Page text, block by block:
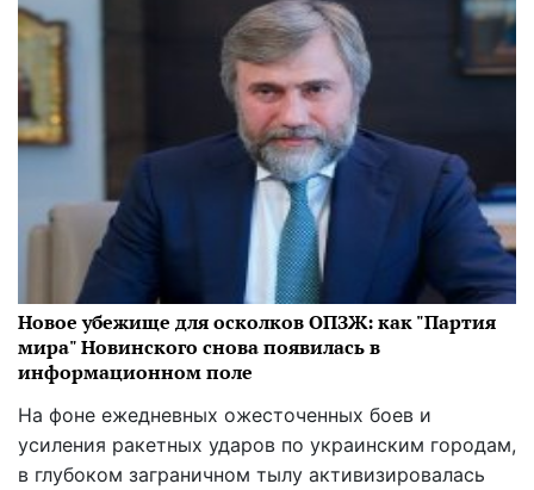
Новое убежище для осколков ОПЗЖ: как "Партия
мира" Новинского снова появилась в
информационном поле
На фоне ежедневных ожесточенных боев и
усиления ракетных ударов по украинским городам,
в глубоком заграничном тылу активизировалась